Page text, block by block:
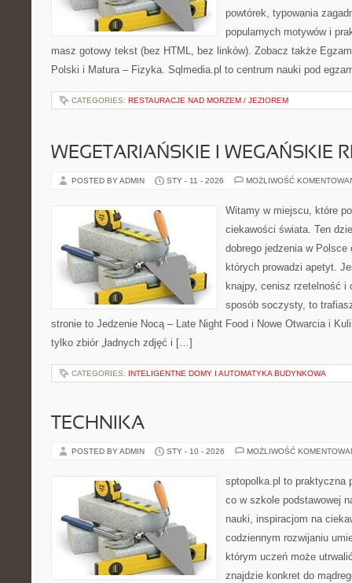
powtórek, typowania
popularnych motywów i
masz gotowy tekst (bez HTML, bez linków). Zobacz także
Polski i Matura – Fizyka. Sqlmedia.pl to centrum nauki pod
CATEGORIES: RESTAURACJE NAD MORZEM / JEZIOREM
WEGETARIAŃSKIE I WEGAŃSKIE
POSTED BY ADMIN STY - 11 - 2026 MOŻLIWOŚĆ
Witamy w miejscu, które
ciekawości świata. Ten
dobrego jedzenia w
których prowadzi apetyt.
knajpy, cenisz rzetelność
sposób soczysty, to
stronie to Jedzenie Nocą – Late Night Food i Nowe Otwarcia i
tylko zbiór „ładnych zdjęć i […]
CATEGORIES: INTELIGENTNE DOMY I AUTOMATYKA BUDYNKOWA
TECHNIKA
POSTED BY ADMIN STY - 10 - 2026 MOŻLIWOŚĆ
sptopolka.pl to praktyczna
co w szkole podstawowej
nauki, inspiracjom na
codziennym rozwijaniu
którym uczeń może
znajdzie konkret do